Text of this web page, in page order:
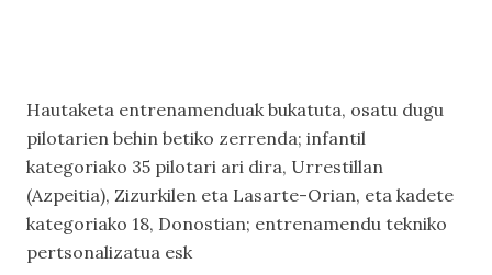
Hautaketa entrenamenduak bukatuta, osatu dugu
pilotarien behin betiko zerrenda; infantil
kategoriako 35 pilotari ari dira, Urrestillan
(Azpeitia), Zizurkilen eta Lasarte-Orian, eta kadete
kategoriako 18, Donostian; entrenamendu tekniko
pertsonalizatua esk